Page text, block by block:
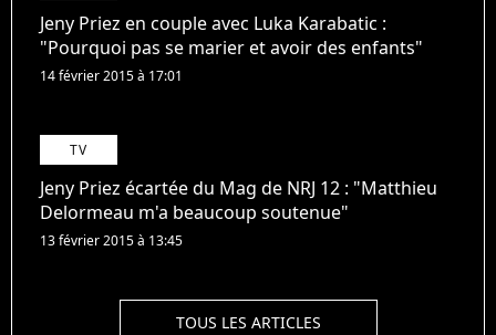
Jeny Priez en couple avec Luka Karabatic :
"Pourquoi pas se marier et avoir des enfants"
14 février 2015 à 17:01
TV
Jeny Priez écartée du Mag de NRJ 12 : "Matthieu
Delormeau m'a beaucoup soutenue"
13 février 2015 à 13:45
TOUS LES ARTICLES